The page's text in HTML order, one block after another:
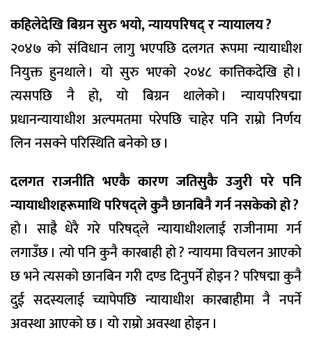
कहिलेदेखि बिग्रन सुरु भयो, न्यायपरिषद् र न्यायालय ?
२०४७ को संविधान लागु भएपछि दलगत रूपमा न्यायाधीश
नियुक्त हुनथाले । यो सुरु भएको २०४८ कात्तिकदेखि हो ।
त्यसपछि नै हो, यो बिग्रन थालेको । न्यायपरिषद्मा
प्रधानन्यायाधीश अल्पमतमा परेपछि चाहेर पनि राम्रो निर्णय
लिन नसक्ने परिस्थिति बनेको छ ।
दलगत राजनीति भएकै कारण जतिसुकै उजुरी परे पनि
न्यायाधीशहरूमाथि परिषद्ले कुनै छानबिनै गर्न नसकेको हो ?
हो । साह्रै धेरै गरे परिषद्ले न्यायाधीशलाई राजीनामा गर्न
लगाउँछ । त्यो पनि कुनै कारबाही हो ? न्यायमा विचलन आएको
छ भने त्यसको छानबिन गरी दण्ड दिनुपर्ने होइन ? परिषद्मा कुनै
दुई सदस्यलाई च्यापेपछि न्यायाधीश कारबाहीमा नै नपर्ने
अवस्था आएको छ । यो राम्रो अवस्था होइन ।